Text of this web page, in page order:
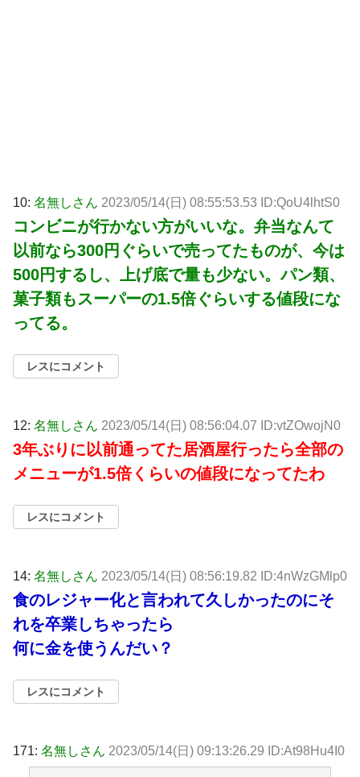
10: 名無しさん 2023/05/14(日) 08:55:53.53 ID:QoU4lhtS0
コンビニが行かない方がいいな。弁当なんて
以前なら300円ぐらいで売ってたものが、今は
500円するし、上げ底で量も少ない。パン類、
菓子類もスーパーの1.5倍ぐらいする値段にな
ってる。
レスにコメント
12: 名無しさん 2023/05/14(日) 08:56:04.07 ID:vtZOwojN0
3年ぶりに以前通ってた居酒屋行ったら全部の
メニューが1.5倍くらいの値段になってたわ
レスにコメント
14: 名無しさん 2023/05/14(日) 08:56:19.82 ID:4nWzGMlp0
食のレジャー化と言われて久しかったのにそ
れを卒業しちゃったら
何に金を使うんだい？
レスにコメント
171: 名無しさん 2023/05/14(日) 09:13:26.29 ID:At98Hu4I0